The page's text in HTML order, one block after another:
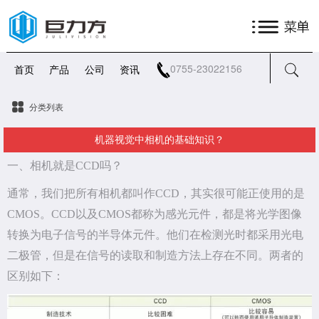
首页 产品 公司 资讯 0755-23022156
分类列表
机器视觉中相机的基础知识？
一、相机就是CCD吗？
通常，我们把所有相机都叫作CCD，其实很可能正使用的是
CMOS。CCD以及CMOS都称为感光元件，都是将光学图像
转换为电子信号的半导体元件。他们在检测光时都采用光电
二极管，但是在信号的读取和制造方法上存在不同。两者的
区别如下：